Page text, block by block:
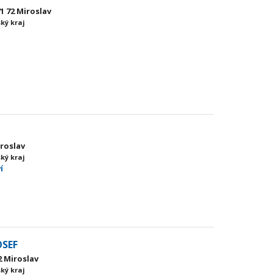
72 Miroslav
kraj
kraj
Miroslav
kraj